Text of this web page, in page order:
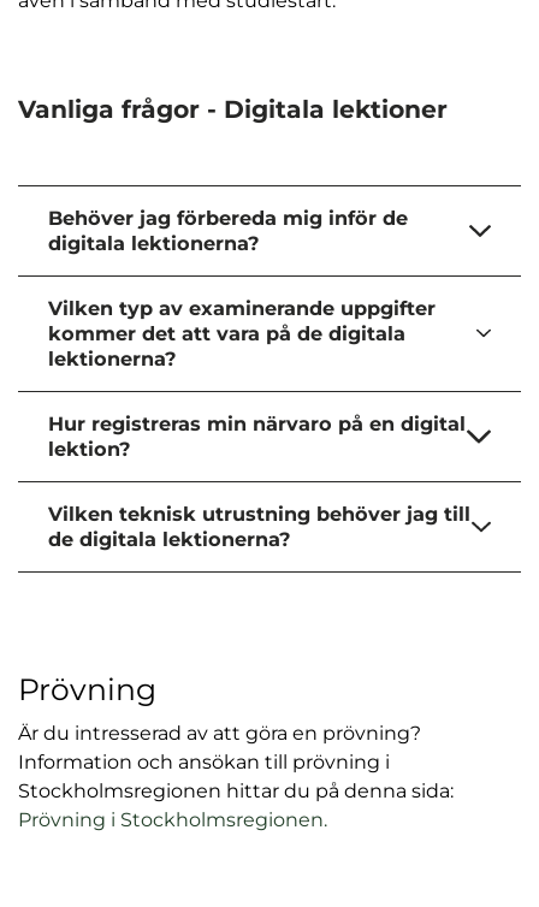
)
Vanliga frågor - Digitala lektioner
Behöver jag förbereda mig inför de
digitala lektionerna?
Vilken typ av examinerande uppgifter
kommer det att vara på de digitala
lektionerna?
Hur registreras min närvaro på en digital
lektion?
Vilken teknisk utrustning behöver jag till
de digitala lektionerna?
Prövning
Är du intresserad av att göra en prövning?
Information och ansökan till prövning i
Stockholmsregionen hittar du på denna sida:
Prövning i Stockholmsregionen.